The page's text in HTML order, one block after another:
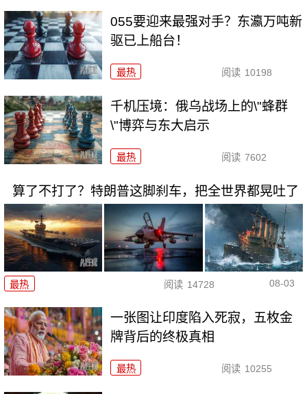
055要迎来最强对手？东瀛万吨新
驱已上船台！
最热 阅读 10198
千机压境：俄乌战场上的\"蜂群
\"博弈与东大启示
最热 阅读 7602
算了不打了？特朗普这脚刹车，把全世界都晃吐了
最热 阅读 14728 08-03
一张图让印度陷入死寂，五枚金
牌背后的终极真相
最热 阅读 10255